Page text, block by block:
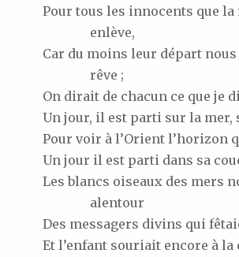
Pour tous les innocents que la
enlève,
Car du moins leur départ
rêve ;
On dirait de chacun ce que je
Un jour, il est parti sur la mer,
Pour voir à l’Orient l’horizon
Un jour il est parti dans sa
Les blancs oiseaux des mers
alentour
Des messagers divins qui
Et l’enfant souriait encore à la